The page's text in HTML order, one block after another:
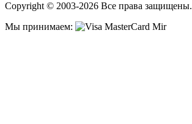
Copyright © 2003-2026 Все права защищены.
Мы принимаем: